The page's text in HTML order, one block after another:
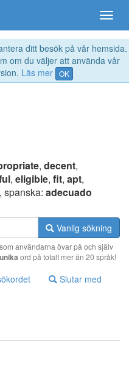
ditt besök på vår hemsida.
om du väljer att använda vår
Läs mer OK
, decent,
, eligible, fit, apt,
, spanska: adecuado
Vanlig sökning
användarna övar på och själv
ord på totalt mer än 20 språk!
Slutar med